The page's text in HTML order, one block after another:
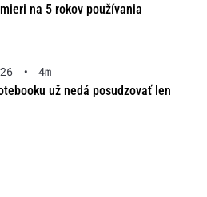
na 5 rokov používania
•
4m
už nedá posudzovať len